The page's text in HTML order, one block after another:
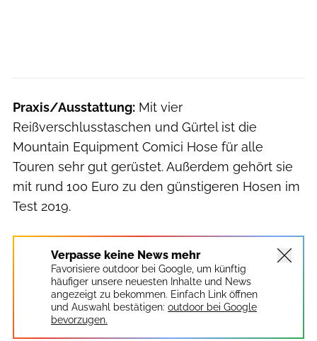
Praxis/Ausstattung: Mit vier
Reißverschlusstaschen und Gürtel ist die
Mountain Equipment Comici Hose für alle
Touren sehr gut gerüstet. Außerdem gehört sie
mit rund 100 Euro zu den günstigeren Hosen im
Test 2019.
Verpasse keine News mehr
Favorisiere outdoor bei Google, um künftig
häufiger unsere neuesten Inhalte und News
angezeigt zu bekommen. Einfach Link öffnen
und Auswahl bestätigen: outdoor bei Google
bevorzugen.